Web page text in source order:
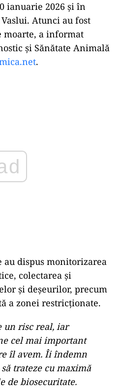
ianuarie 2026 și în
Atunci au fost
moarte, a informat
și Sănătate Animală
.
au dispus monitorizarea
colectarea și
și deșeurilor, precum
a zonei restricționate.
un risc real, iar
cel mai important
îl avem. Îi îndemn
trateze cu maximă
de biosecuritate.